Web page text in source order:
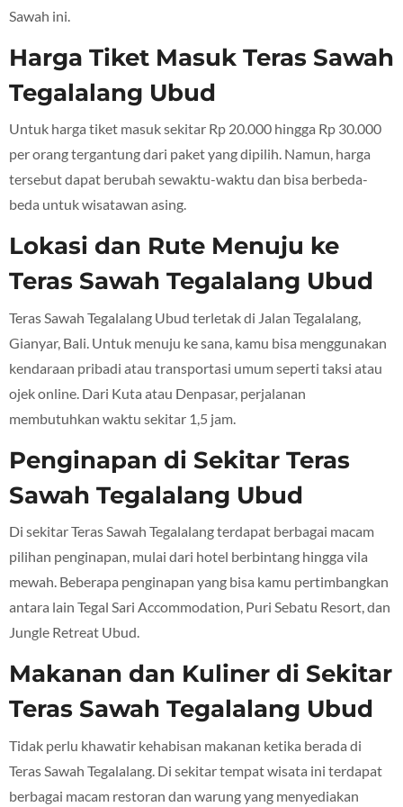
Sawah ini.
Harga Tiket Masuk Teras Sawah
Tegalalang Ubud
Untuk harga tiket masuk sekitar Rp 20.000 hingga Rp 30.000
per orang tergantung dari paket yang dipilih. Namun, harga
tersebut dapat berubah sewaktu-waktu dan bisa berbeda-
beda untuk wisatawan asing.
Lokasi dan Rute Menuju ke
Teras Sawah Tegalalang Ubud
Teras Sawah Tegalalang Ubud terletak di Jalan Tegalalang,
Gianyar, Bali. Untuk menuju ke sana, kamu bisa menggunakan
kendaraan pribadi atau transportasi umum seperti taksi atau
ojek online. Dari Kuta atau Denpasar, perjalanan
membutuhkan waktu sekitar 1,5 jam.
Penginapan di Sekitar Teras
Sawah Tegalalang Ubud
Di sekitar Teras Sawah Tegalalang terdapat berbagai macam
pilihan penginapan, mulai dari hotel berbintang hingga vila
mewah. Beberapa penginapan yang bisa kamu pertimbangkan
antara lain Tegal Sari Accommodation, Puri Sebatu Resort, dan
Jungle Retreat Ubud.
Makanan dan Kuliner di Sekitar
Teras Sawah Tegalalang Ubud
Tidak perlu khawatir kehabisan makanan ketika berada di
Teras Sawah Tegalalang. Di sekitar tempat wisata ini terdapat
berbagai macam restoran dan warung yang menyediakan